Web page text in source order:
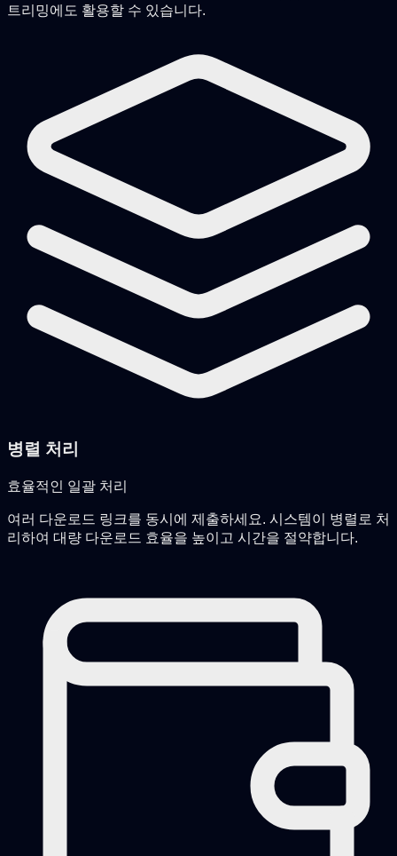
트리밍에도 활용할 수 있습니다.
병렬 처리
효율적인 일괄 처리
여러 다운로드 링크를 동시에 제출하세요. 시스템이 병렬로 처
리하여 대량 다운로드 효율을 높이고 시간을 절약합니다.